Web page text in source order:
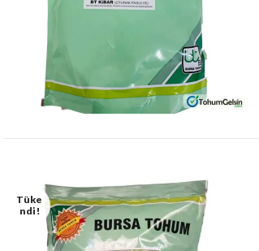
Tüke
Ndi!